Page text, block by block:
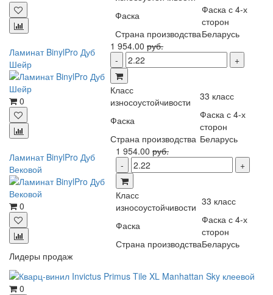
Фаска
Фаска с 4-х
сторон
Страна производстваБеларусь
Ламинат BinylPro Дуб
Шейр
0
1 954.00 руб.
Класс
износоустойчивости
33 класс
Фаска
Фаска с 4-х
сторон
Страна производства Беларусь
Ламинат BinylPro Дуб
Вековой
0
1 954.00 руб.
Класс
износоустойчивости 33 класс
Фаска
Фаска с 4-х
сторон
Страна производстваБеларусь
Лидеры продаж
0